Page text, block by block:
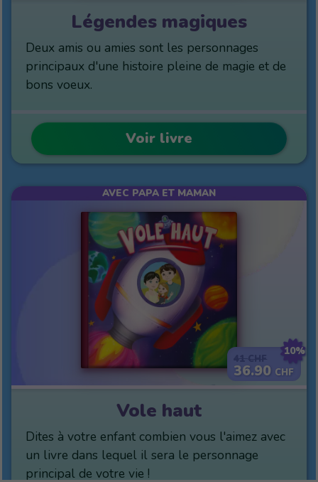
Légendes magiques
Deux amis ou amies sont les personnages
principaux d'une histoire pleine de magie et de
bons voeux.
Voir livre
10%
36.90 CHF
AVEC PAPA ET MAMAN
Vole haut
Dites à votre enfant combien vous l'aimez avec
un livre dans lequel il sera le personnage
principal de votre vie !